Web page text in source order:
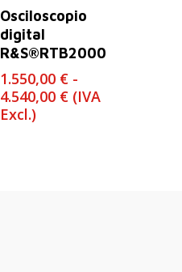
Seleccionar
Opciones
Osciloscopio
digital
R&S®RTB2000
1.550,00 € -
4.540,00 €Rango
(IVA
Excl.)